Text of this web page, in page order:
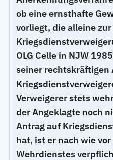
ob eine ernsthafte
vorliegt, die alleine zur
OLG Celle in NJW
seiner rechtskräftigen
Verweigerer stets
der Angeklagte noch
Antrag auf
hat, ist er nach wie
Wehrdienstes